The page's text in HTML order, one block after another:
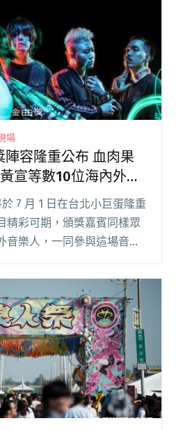
鐵漢柔情」8月開唱"
場
隆重公布 血肉果
宣等數10位海內外音
7 月 1 日在台北小巨蛋隆重
精彩可期，頒獎嘉賓同樣眾
音樂人，一同參與這場音樂
包括：James Fauntleroy、
黃宣、王治平、閱讀全文
布 血肉果汁機、
位海內外音樂人齊聚"